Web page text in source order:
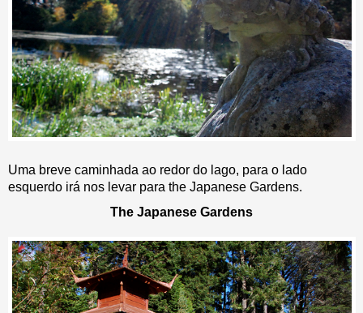
Uma breve caminhada ao redor do lago, para o lado
esquerdo irá nos levar para the Japanese Gardens.
The Japanese Gardens